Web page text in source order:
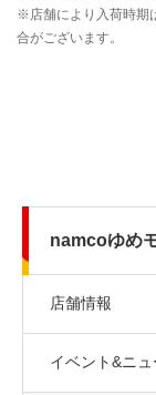
namcoゆめ
店舗情報
イベント&ニュ